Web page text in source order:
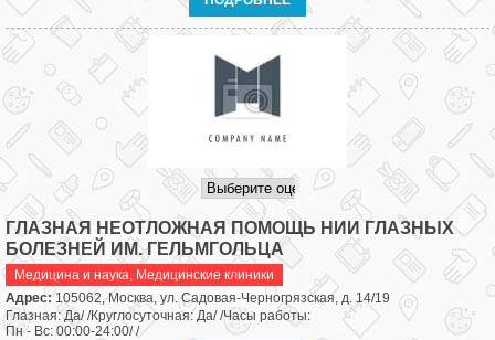
ГЛАЗНАЯ НЕОТЛОЖНАЯ ПОМОЩЬ НИИ ГЛАЗНЫХ
БОЛЕЗНЕЙ ИМ. ГЕЛЬМГОЛЬЦА
Медицина и наука, Медицинские клиники
Адрес: 105062, Москва, ул. Садовая-Черногрязская, д. 14/19
Глазная: Да/ /Круглосуточная: Да/ /Часы работы:
Пн - Вс: 00:00-24:00/ /